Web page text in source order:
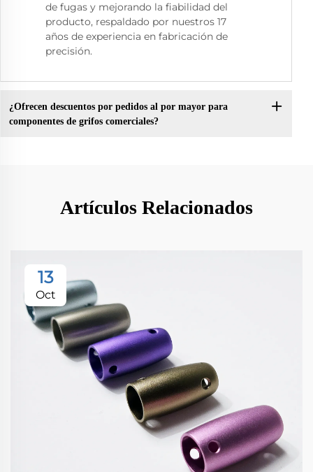
de fugas y mejorando la fiabilidad del
producto, respaldado por nuestros 17
años de experiencia en fabricación de
precisión.
¿Ofrecen descuentos por pedidos al por mayor para
componentes de grifos comerciales?
Artículos Relacionados
13
Oct